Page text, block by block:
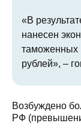
«В
нанесен
таможенных
рублей», –
Возбуждено
РФ